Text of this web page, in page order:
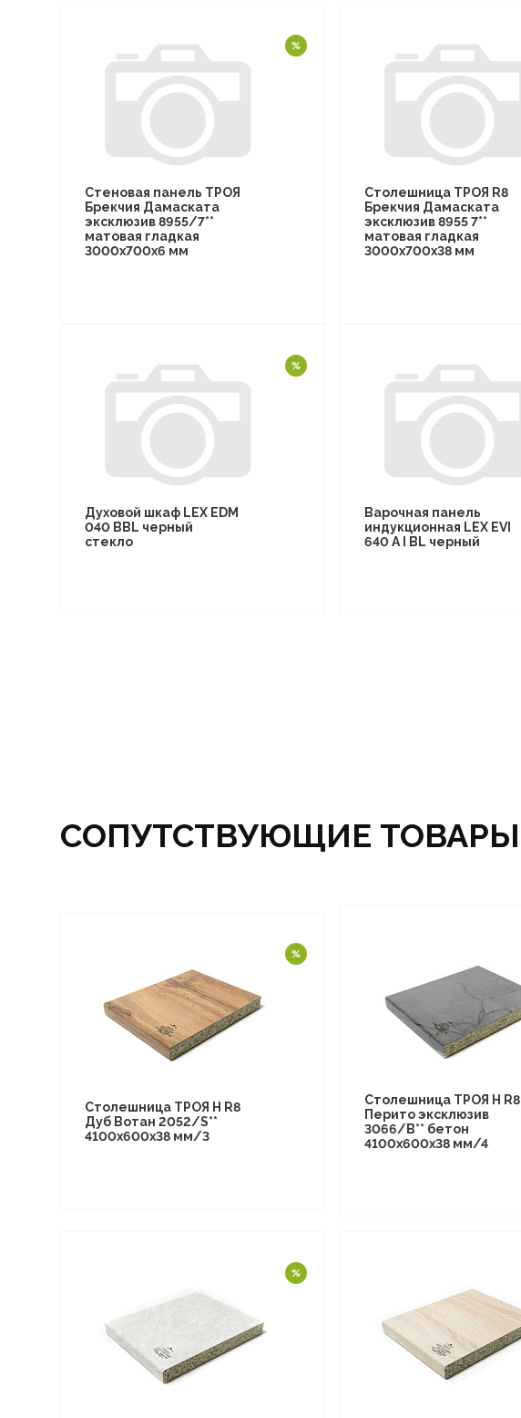
Стеновая панель ТРОЯ
Брекчия Дамаската
эксклюзив 8955/7**
матовая гладкая
3000х700х6 мм
Столешница ТРОЯ R8
Брекчия Дамаската
эксклюзив 8955 7**
матовая гладкая
3000х700х38 мм
Духовой шкаф LEX EDM
040 BBL черный
стекло
Варочная панель
индукционная LEX EVI
640 A I BL черный
СОПУТСТВУЮЩИЕ ТОВАРЫ
Столешница ТРОЯ Н R8
Дуб Вотан 2052/S**
4100х600х38 мм/3
Столешница ТРОЯ Н R8
Перито эксклюзив
3066/B** бетон
4100х600х38 мм/4